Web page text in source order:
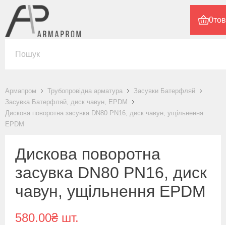
0
Армапром Трубопровідна арматура
Засувки Батерфляй
Засувка Батерфляй, диск чавун, EPDM
Дискова поворотна засувка DN80 PN16, диск чавун, ущільнення
EPDM
Дискова поворотна
засувка DN80 PN16, диск
чавун, ущільнення EPDM
580.00₴ шт.